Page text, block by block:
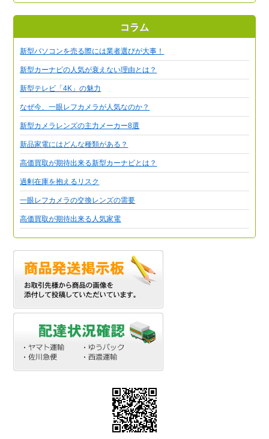
コラム
新型パソコンを売る際には業者選びが大事！
新型カーナビの人気が衰えない理由とは？
新型テレビ「4K」の魅力
なぜ今、一眼レフカメラが人気なのか？
新型カメラレンズの主力メーカー8選
新品家電にはどんな種類がある？
高価買取が期待出来る新型カーナビとは？
過剰在庫を抱えるリスク
一眼レフカメラの交換レンズの需要
高価買取が期待出来る人気家電